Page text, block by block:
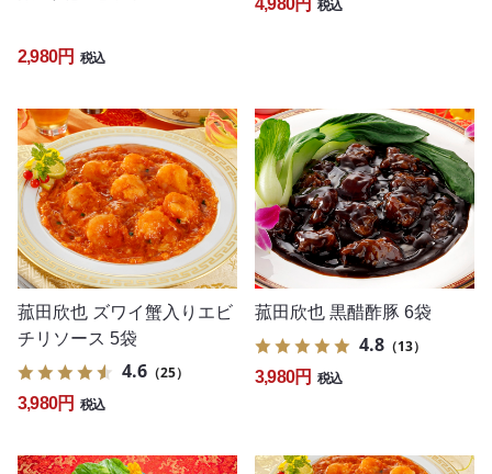
2,980円 税込
4,980円 税込
菰田欣也 ズワイ蟹入りエビ
チリソース 5袋
4.6 （25）
3,980円 税込
菰田欣也 黒醋酢豚 6袋
4.8 （13）
3,980円 税込